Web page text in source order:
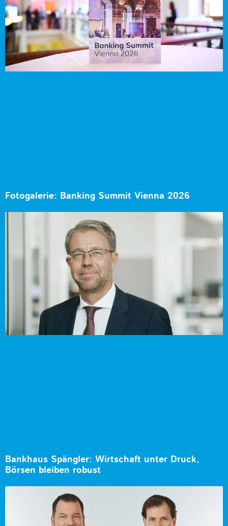
Fotogalerie: Banking Summit Vienna 2026
Bankhaus Spängler: Wirtschaft unter Druck,
Börsen bleiben robust